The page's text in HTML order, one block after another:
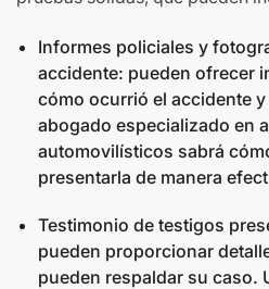
Informes policiales y
accidente: pueden ofrecer
cómo ocurrió el accidente
abogado especializado en
automovilísticos sabrá
presentarla de manera
Testimonio de testigos
pueden proporcionar
pueden respaldar su caso.